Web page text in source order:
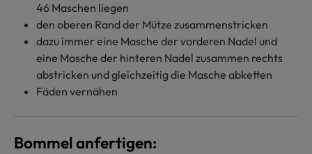
46 Maschen liegen
den oberen Rand der Mütze zusammenstricken
dazu immer eine Masche der vorderen Nadel und
eine Masche der hinteren Nadel zusammen rechts
abstricken und gleichzeitig die Masche abketten
Fäden vernähen
Bommel anfertigen: